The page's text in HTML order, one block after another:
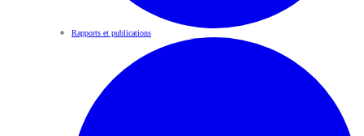
Rapports et publications